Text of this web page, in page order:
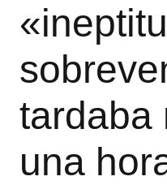
tardaba
una